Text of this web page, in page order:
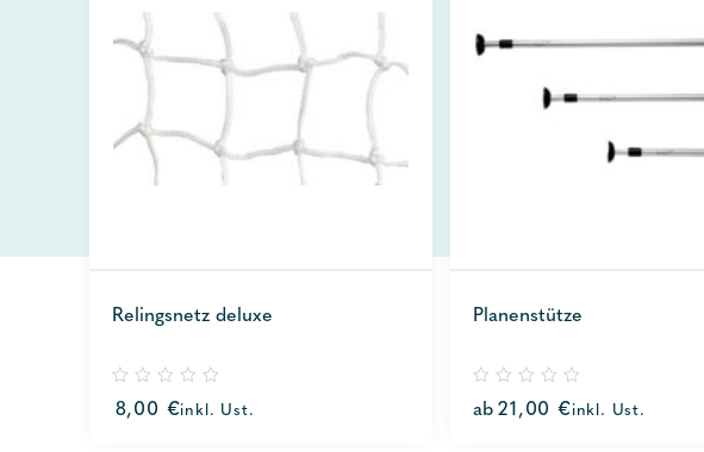
Relingsnetz deluxe
out
8,00 €inkl. Ust.
Planenstütze
out
ab 21,00 €inkl. Ust.